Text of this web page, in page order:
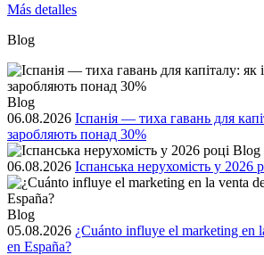
Más detalles
Blog
Blog
06.08.2026 Іспанія — тиха гавань для
заробляють понад 30%
Blog
06.08.2026 Іспанська нерухомість у 2026
Blog
05.08.2026 ¿Cuánto influye el marketing en
en España?